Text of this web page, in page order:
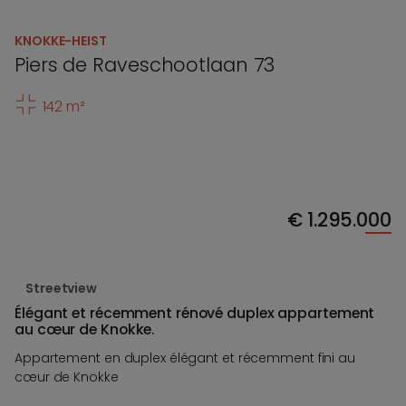
KNOKKE-HEIST
Piers de Raveschootlaan 73
142 m²
€1.295.000
Streetview
Élégant et récemment rénové duplex appartement
au cœur de Knokke.
Appartement en duplex élégant et récemment fini au
cœur de Knokke